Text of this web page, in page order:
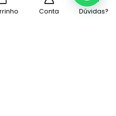
PRIVACIDADE
Conta Dúvidas?